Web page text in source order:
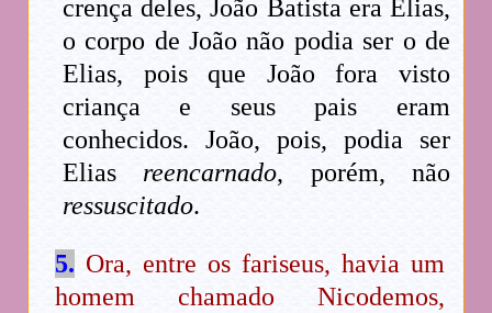
crença deles, João Batista era Elias,
o corpo de João não podia ser o de
Elias, pois que João fora visto
criança e seus pais eram
conhecidos. João, pois, podia ser
Elias reencarnado, porém, não
ressuscitado.
5. Ora, entre os fariseus, havia um
homem chamado Nicodemos,